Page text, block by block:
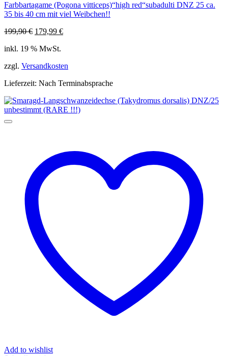
Farbbartagame (Pogona vitticeps)“high red“subadulti DNZ 25 ca.
35 bis 40 cm mit viel Weibchen!!
199,90€ Ursprünglicher
war:
179,99 €Aktueller
inkl. 19 % MwSt.
zzgl. Versandkosten
Lieferzeit: Nach Terminabsprache
Add to wishlist